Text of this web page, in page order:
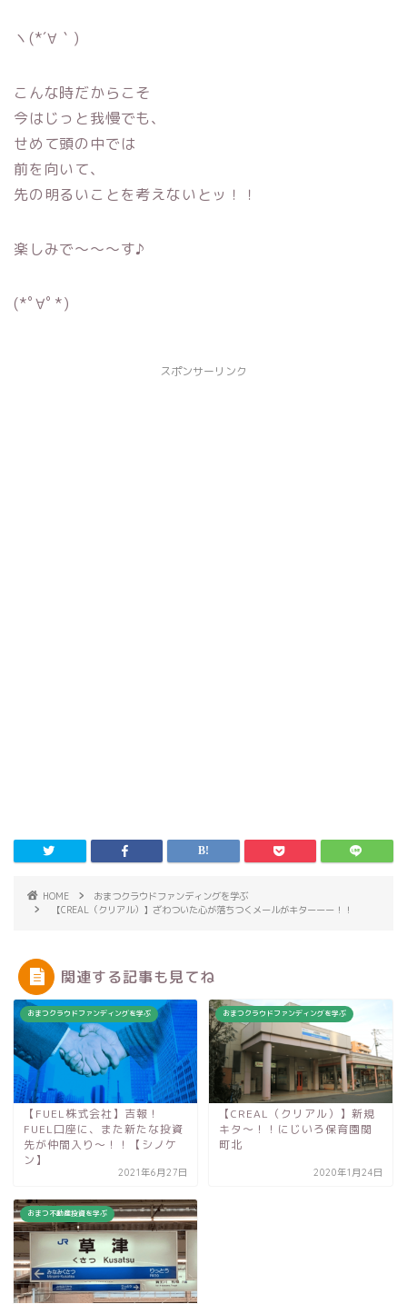
ヽ(*´∀｀)
こんな時だからこそ
今はじっと我慢でも、
せめて頭の中では
前を向いて、
先の明るいことを考えないとッ！！
楽しみで〜〜〜す♪
(*ﾟ∀ﾟ*)
スポンサーリンク
HOME
おまつクラウドファンディングを学ぶ
【CREAL（クリアル）】ざわついた心が落ちつくメールがキターーー！！
関連する記事も見てね
おまつクラウドファンディングを学ぶ
【FUEL株式会社】吉報！
FUEL口座に、また新たな投資
先が仲間入り〜！！【シノケ
ン】
2021年6月27日
おまつクラウドファンディングを学ぶ
【CREAL（クリアル）】新規
キタ〜！！にじいろ保育園関
町北
2020年1月24日
おまつ不動産投資を学ぶ